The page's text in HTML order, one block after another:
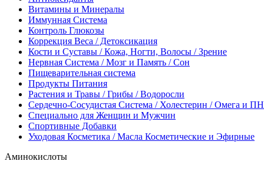
Витамины и Минералы
Иммунная Система
Контроль Глюкозы
Коррекция Веса / Детоксикация
Кости и Суставы / Кожа, Ногти, Волосы / Зрение
Нервная Система / Мозг и Память / Сон
Пищеварительная система
Продукты Питания
Растения и Травы / Грибы / Водоросли
Сердечно-Сосудистая Система / Холестерин / Омега и
Специально для Женщин и Мужчин
Спортивные Добавки
Уходовая Косметика / Масла Косметические и Эфирные
Аминокислоты